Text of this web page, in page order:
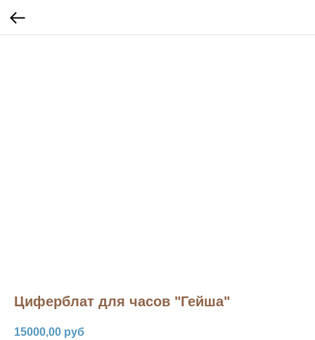
Циферблат для часов "Гейша"
15000,00 руб